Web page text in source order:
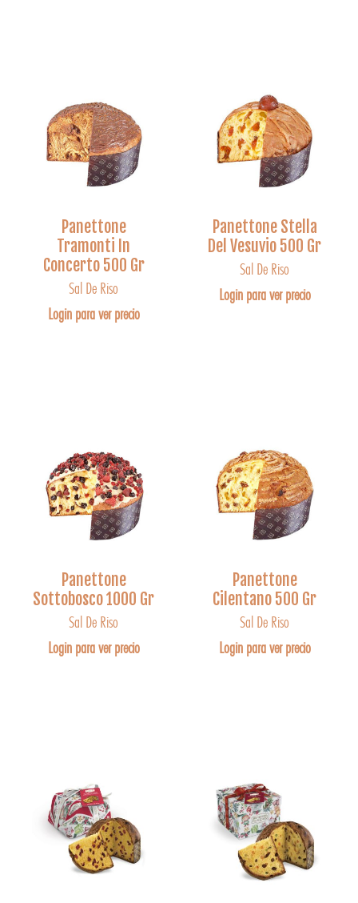
Panettone
Tramonti In
Concerto 500 Gr
Sal De Riso
Login para ver precio
Panettone Stella
Del Vesuvio 500 Gr
Sal De Riso
Login para ver precio
Panettone
Sottobosco 1000 Gr
Sal De Riso
Login para ver precio
Panettone
Cilentano 500 Gr
Sal De Riso
Login para ver precio